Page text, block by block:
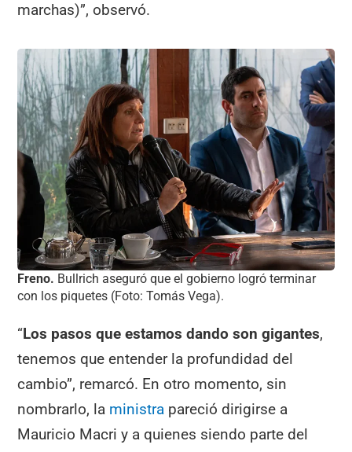
marchas)”, observó.
Freno. Bullrich aseguró que el gobierno logró terminar
con los piquetes (Foto: Tomás Vega).
“Los pasos que estamos dando son gigantes,
tenemos que entender la profundidad del
cambio”, remarcó. En otro momento, sin
nombrarlo, la ministra pareció dirigirse a
Mauricio Macri y a quienes siendo parte del